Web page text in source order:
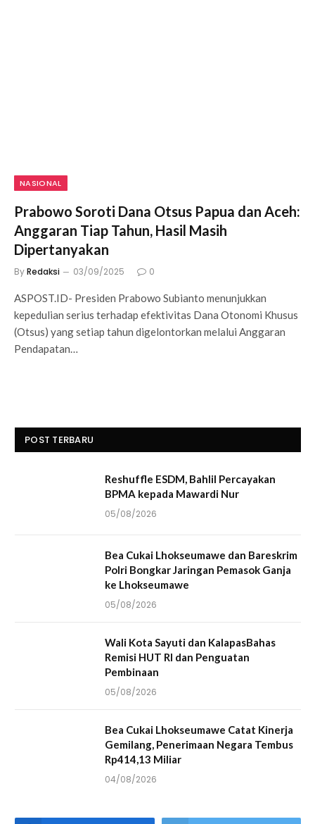
NASIONAL
Prabowo Soroti Dana Otsus Papua dan Aceh:
Anggaran Tiap Tahun, Hasil Masih
Dipertanyakan
ByRedaksi 03/09/2025 0
ASPOST.ID- Presiden Prabowo Subianto menunjukkan
kepedulian serius terhadap efektivitas Dana Otonomi Khusus
(Otsus) yang setiap tahun digelontorkan melalui Anggaran
Pendapatan…
POST TERBARU
Reshuffle ESDM, Bahlil Percayakan
BPMA kepada Mawardi Nur
05/08/2026
Bea Cukai Lhokseumawe dan Bareskrim
Polri Bongkar Jaringan Pemasok Ganja
ke Lhokseumawe
05/08/2026
Wali Kota Sayuti dan KalapasBahas
Remisi HUT RI dan Penguatan
Pembinaan
05/08/2026
Bea Cukai Lhokseumawe Catat Kinerja
Gemilang, Penerimaan Negara Tembus
Rp414,13 Miliar
04/08/2026